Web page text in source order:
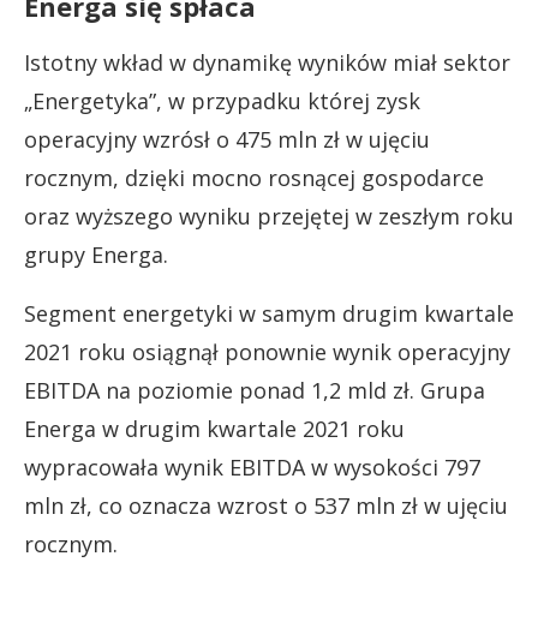
Istotny wkład w dynamikę wyników miał sektor
„Energetyka”, w przypadku której zysk
operacyjny wzrósł o 475 mln zł w ujęciu
rocznym, dzięki mocno rosnącej gospodarce
oraz wyższego wyniku przejętej w zeszłym roku
grupy Energa.
Segment energetyki w samym drugim kwartale
2021 roku osiągnął ponownie wynik operacyjny
EBITDA na poziomie ponad 1,2 mld zł. Grupa
Energa w drugim kwartale 2021 roku
wypracowała wynik EBITDA w wysokości 797
mln zł, co oznacza wzrost o 537 mln zł w ujęciu
rocznym.